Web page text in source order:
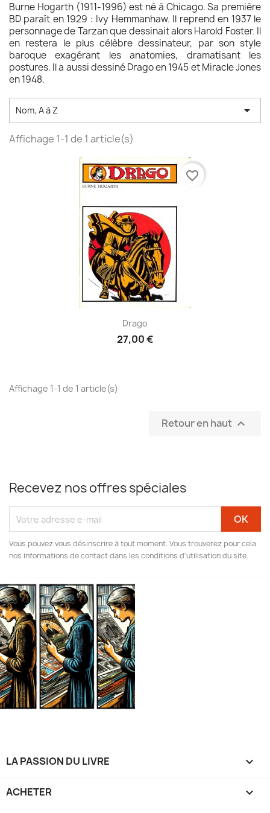
Burne Hogarth (1911-1996) est né à Chicago. Sa première
BD paraît en 1929 : Ivy Hemmanhaw. Il reprend en 1937 le
personnage de Tarzan que dessinait alors Harold Foster. Il
en restera le plus célèbre dessinateur, par son style
baroque exagérant les anatomies, dramatisant les
postures. Il a aussi dessiné Drago en 1945 et Miracle Jones
en 1948.
Nom, A à Z 
Affichage 1-1 de 1 article(s)
Drago
27,00 €
favorite_border
Affichage 1-1 de 1 article(s)
Retour en haut 
Recevez nos offres spéciales
Vous pouvez vous désinscrire à tout moment. Vous trouverez pour cela
nos informations de contact dans les conditions d'utilisation du site.
LA PASSION DU LIVRE 
ACHETER 